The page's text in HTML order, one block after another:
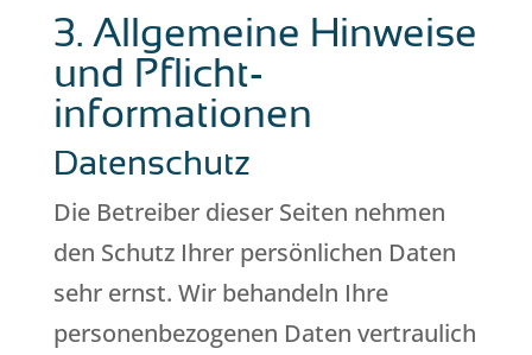
3. Allgemeine Hinweise
und Pflicht­
informationen
Datenschutz
Die Betreiber dieser Seiten nehmen
den Schutz Ihrer persönlichen Daten
sehr ernst. Wir behandeln Ihre
personenbezogenen Daten vertraulich